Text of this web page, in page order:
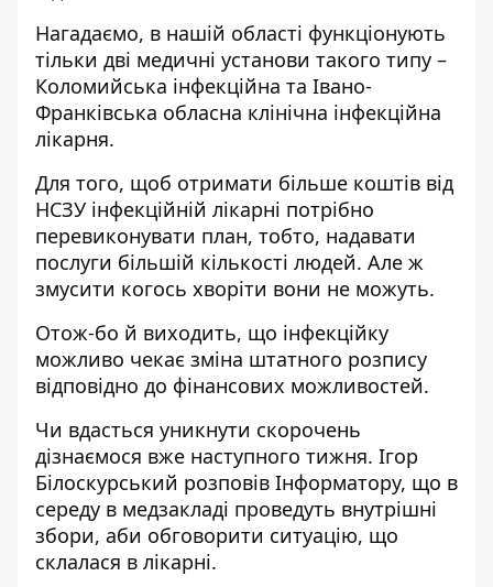
Нагадаємо, в нашій області функціонують
тільки дві медичні установи такого типу –
Коломийська інфекційна та Івано-
Франківська обласна клінічна інфекційна
лікарня.
Для того, щоб отримати більше коштів від
НСЗУ інфекційній лікарні потрібно
перевиконувати план, тобто, надавати
послуги більшій кількості людей. Але ж
змусити когось хворіти вони не можуть.
Отож-бо й виходить, що інфекційку
можливо чекає зміна штатного розпису
відповідно до фінансових можливостей.
Чи вдасться уникнути скорочень
дізнаємося вже наступного тижня. Ігор
Білоскурський розповів Інформатору, що в
середу в медзакладі проведуть внутрішні
збори, аби обговорити ситуацію, що
склалася в лікарні.